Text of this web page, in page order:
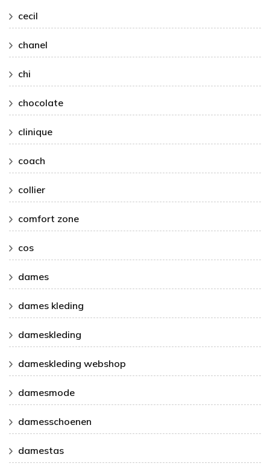
cecil
chanel
chi
chocolate
clinique
coach
collier
comfort zone
cos
dames
dames kleding
dameskleding
dameskleding webshop
damesmode
damesschoenen
damestas